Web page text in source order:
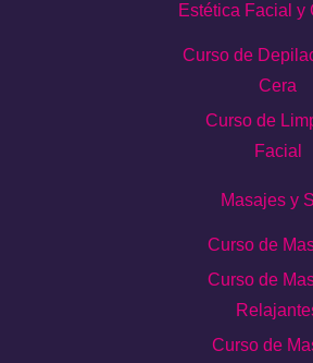
Estética Facial y
Curso de
Cera
Curso de
Facial
Masajes y
Curso de
Curso de
Curso de